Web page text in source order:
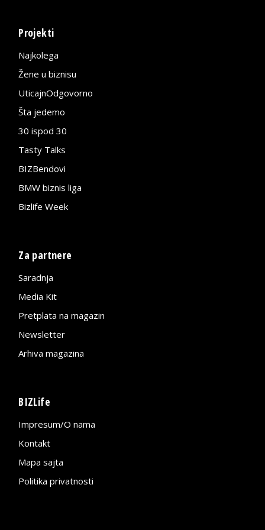
Projekti
Najkolega
Žene u biznisu
UticajnOdgovorno
Šta jedemo
30 ispod 30
Tasty Talks
BIZBendovi
BMW biznis liga
Bizlife Week
Za partnere
Saradnja
Media Kit
Pretplata na magazin
Newsletter
Arhiva magazina
BIZLife
Impresum/O nama
Kontakt
Mapa sajta
Politika privatnosti